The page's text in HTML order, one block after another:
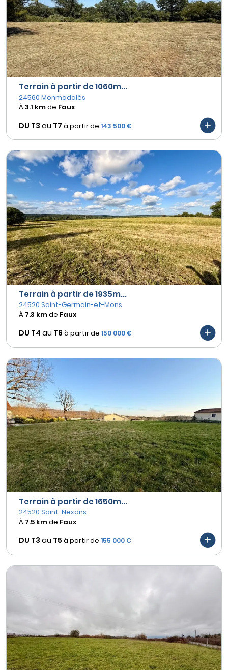
Terrain à partir de 1060m...
24560 Monmadalès
À3.1 kmde Faux
DU T3 au T7 à partir de 143 500 €
Terrain à partir de 1935m...
24520 Saint-Germain-et-Mons
À 7.3 kmde Faux
DU T4 au T6 à partir de 150 000 €
Terrain à partir de 1650m...
24520 Saint-Nexans
À 7.5 kmde Faux
DU T3 au T5 à partir de 155 000 €